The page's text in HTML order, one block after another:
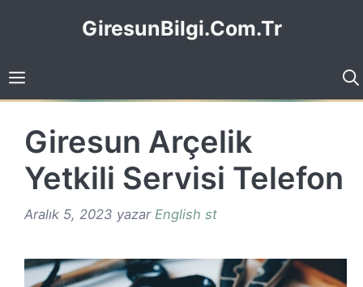
GiresunBilgi.Com.Tr
Giresun Arçelik
Yetkili Servisi Telefon
Aralık 5, 2023 yazar English st